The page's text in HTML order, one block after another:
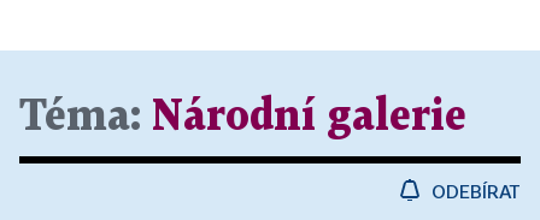
Téma: Národní galerie
ODEBÍRAT